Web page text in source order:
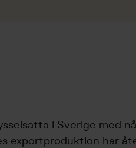
i Sverige med
exportproduktion har